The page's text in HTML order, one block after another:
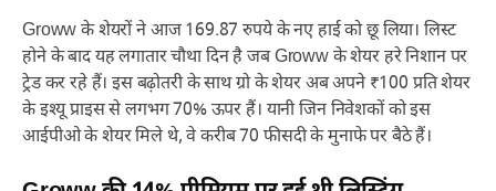
Groww के शेयरों ने आज 169.87 रुपये के नए हाई को छू लिया। लिस्ट
होने के बाद यह लगातार चौथा दिन है जब Groww के शेयर हरे निशान पर
ट्रेड कर रहे हैं। इस बढ़ोतरी के साथ ग्रो के शेयर अब अपने ₹100 प्रति शेयर
के इश्यू प्राइस से लगभग 70% ऊपर हैं। यानी जिन निवेशकों को इस
आईपीओ के शेयर मिले थे, वे करीब 70 फीसदी के मुनाफे पर बैठे हैं।